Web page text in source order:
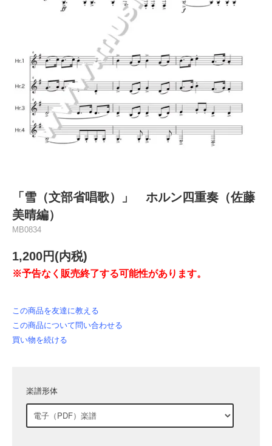
「雪（文部省唱歌）」 ホルン四重奏（佐藤
美晴編）
MB0834
1,200円(内税)
※予告なく販売終了する可能性があります。
この商品を友達に教える
この商品について問い合わせる
買い物を続ける
楽譜形体